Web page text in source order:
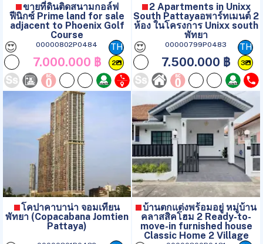
ขายที่ดินติดสนามกอล์ฟ
ฟีนิกซ์ Prime land for sale
adjacent to Phoenix Golf
Course
😍 00000802P0484
7.000.000 ฿
TH
2
2 Apartments in Unixx
South Pattayaอพาร์ทเมนต์ 2
ห้อง ในโครงการ Unixx south
พัทยา
😍 00000799P0483
7.500.000 ฿
TH
3
โคปาคาบาน่า จอมเทียน
พัทยา (Copacabana Jomtien
Pattaya)
บ้านตกแต่งพร้อมอยู่ หมู่บ้าน
คลาสสิคโฮม 2 Ready-to-
move-in furnished house
Classic Home 2 Village